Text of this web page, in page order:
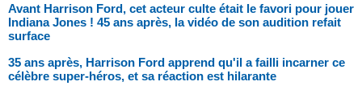
Avant Harrison Ford, cet acteur culte était le favori pour jouer
Indiana Jones ! 45 ans après, la vidéo de son audition refait
surface
35 ans après, Harrison Ford apprend qu'il a failli incarner ce
célèbre super-héros, et sa réaction est hilarante